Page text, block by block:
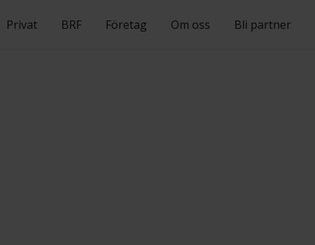
Privat BRF Företag Om oss Bli partner